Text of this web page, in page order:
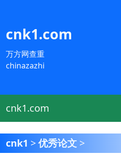
cnk1.com
万方网查重
chinazazhi
cnk1.com
cnk1 >优秀论文 >